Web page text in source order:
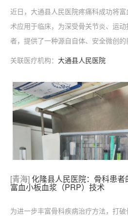
近日，大通县人民医院疼痛科成功将
术应用于临床，为深受骨关节炎、运
者，提供了一种源自自体、安全微创
开展，标志着我院疼痛治疗迈入了全新
业离心设备
关联医疗机构： 大通县人民医院
[青海] 化隆县人民医院：骨科患者
富血小板血浆（PRP）技术
为进一步丰富骨科疾病治疗方法，打